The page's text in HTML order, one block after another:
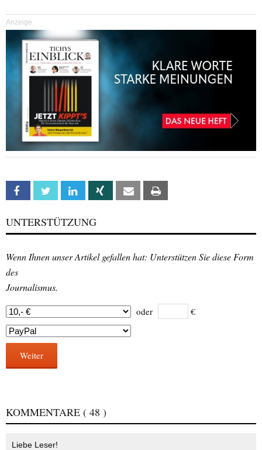
Anzeige
Facebook Twitter Linkedin Xing Email
UNTERSTÜTZUNG
Wenn Ihnen unser Artikel gefallen hat: Unterstützen Sie diese Form
des
Journalismus.
oder €
Weiter
KOMMENTARE ( 48 )
Liebe Leser!